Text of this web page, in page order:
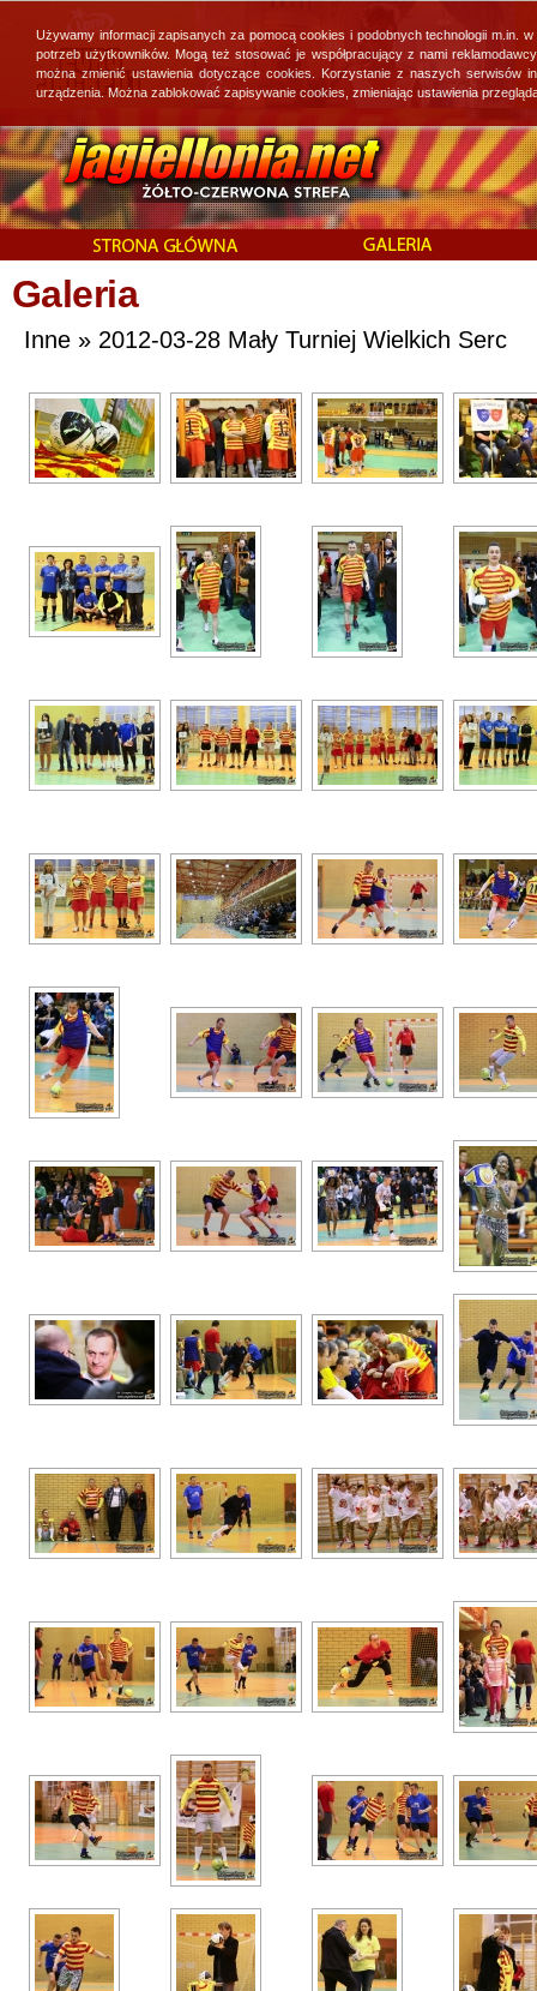
Galeria
Inne » 2012-03-28 Mały Turniej Wielkich Serc
Używamy informacji zapisanych za pomocą cookies i podobnych technologii
potrzeb użytkowników. Mogą też stosować je współpracujący z nami
można zmienić ustawienia dotyczące cookies. Korzystanie z naszych
urządzenia. Można zablokować zapisywanie cookies, zmieniając ustawienia